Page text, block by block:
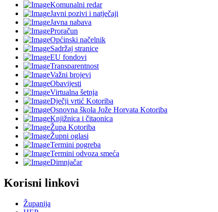
Komunalni redar
Javni pozivi i natječaji
Javna nabava
Proračun
Općinski načelnik
Sadržaj stranice
EU fondovi
Transparentnost
Važni brojevi
Obavijesti
Virtualna šetnja
Dječji vrtić Kotoriba
Osnovna škola Jože Horvata Kotoriba
Knjižnica i čitaonica
Župa Kotoriba
Župni oglasi
Termini pogreba
Termini odvoza smeća
Dimnjačar
Korisni linkovi
Županija